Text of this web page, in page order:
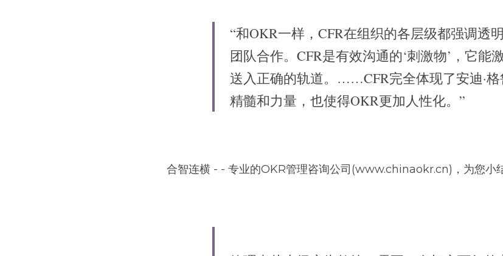
“和OKR一样，CFR在组织的各层级都强调透
团队合作。CFR是有效沟通的‘刺激物’，它能
送入正确的轨道。……CFR完全体现了安迪·格
精髓和力量，也使得OKR更加人性化。”
合智连横 - - 专业的OKR管理咨询公司(www.chinaokr.cn)，为您小